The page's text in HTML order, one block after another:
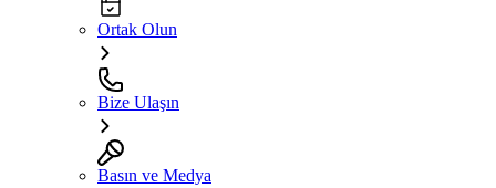
Ortak Olun
Bize Ulaşın
Basın ve Medya